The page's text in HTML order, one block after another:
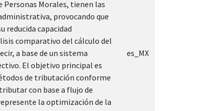
Personas Morales, tienen las
provocando que
reducida capacidad
comparativo del cálculo del
a base de un sistema
El objetivo principal es
de tributación conforme
con base a flujo de
la optimización de la
es_MX